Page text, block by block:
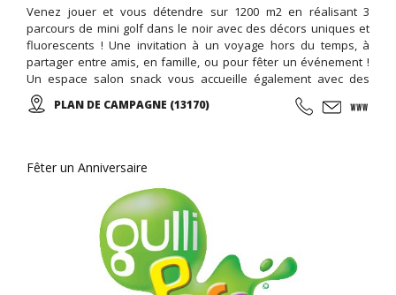
Venez jouer et vous détendre sur 1200 m2 en réalisant 3
parcours de mini golf dans le noir avec des décors uniques et
fluorescents ! Une invitation à un voyage hors du temps, à
partager entre amis, en famille, ou pour fêter un événement !
Un espace salon snack vous accueille également avec des
boissons, confiseries, desserts, crêpes, tapas et cocktails ...
Tous les vendredis de 18h00 à 20h00 SOIREES ADOS (12-17ans)
PLAN DE CAMPAGNE (13170)
Fêter un Anniversaire